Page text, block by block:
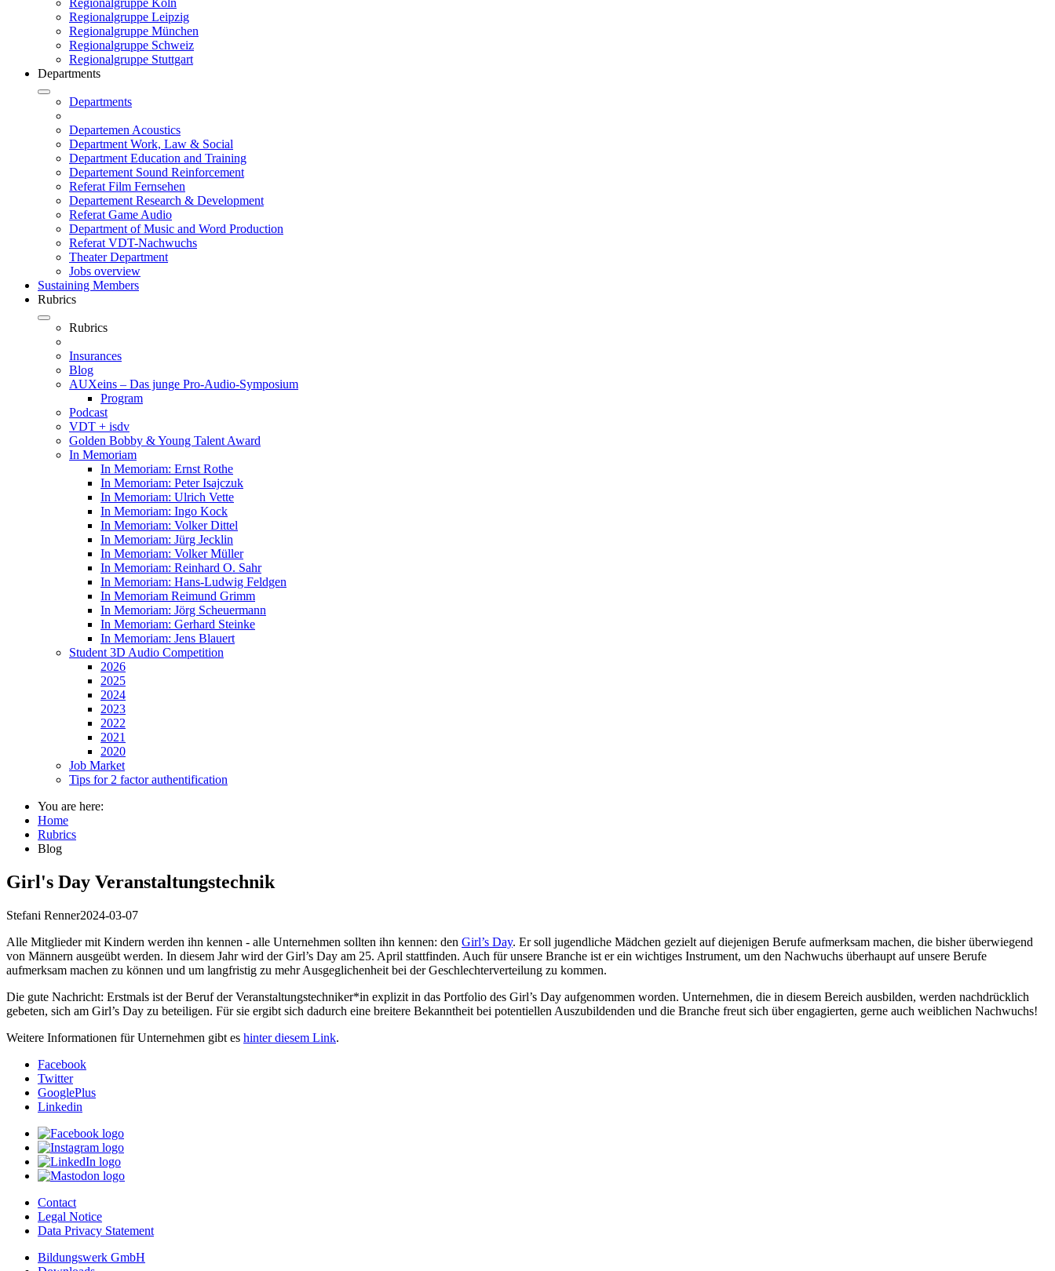
Regionalgruppe Köln
Regionalgruppe Leipzig
Regionalgruppe München
Regionalgruppe Schweiz
Regionalgruppe Stuttgart
Departments
Departments
Departemen Acoustics
Department Work, Law & Social
Department Education and Training
Departement Sound Reinforcement
Referat Film Fernsehen
Departement Research & Development
Referat Game Audio
Department of Music and Word Production
Referat VDT-Nachwuchs
Theater Department
Jobs overview
Sustaining Members
Rubrics
Rubrics
Insurances
Blog
AUXeins – Das junge Pro-Audio-Symposium
Program
Podcast
VDT + isdv
Golden Bobby & Young Talent Award
In Memoriam
In Memoriam: Ernst Rothe
In Memoriam: Peter Isajczuk
In Memoriam: Ulrich Vette
In Memoriam: Ingo Kock
In Memoriam: Volker Dittel
In Memoriam: Jürg Jecklin
In Memoriam: Volker Müller
In Memoriam: Reinhard O. Sahr
In Memoriam: Hans-Ludwig Feldgen
In Memoriam Reimund Grimm
In Memoriam: Jörg Scheuermann
In Memoriam: Gerhard Steinke
In Memoriam: Jens Blauert
Student 3D Audio Competition
2026
2025
2024
2023
2022
2021
2020
Job Market
Tips for 2 factor authentification
You are here:
Home
Rubrics
Blog
Girl's Day Veranstaltungstechnik
Stefani Renner2024-03-07
Alle Mitglieder mit Kindern werden ihn kennen - alle Unternehmen sollten ihn kennen: den Girl’s Day. Er soll jugendliche Mädchen gezielt auf diejenigen Berufe aufmerksam machen, die bisher überwiegend
von Männern ausgeübt werden. In diesem Jahr wird der Girl’s Day am 25. April stattfinden. Auch für unsere Branche ist er ein wichtiges Instrument, um den Nachwuchs überhaupt auf unsere Berufe
aufmerksam machen zu können und um langfristig zu mehr Ausgeglichenheit bei der Geschlechterverteilung zu kommen.
Die gute Nachricht: Erstmals ist der Beruf der Veranstaltungstechniker*in explizit in das Portfolio des Girl’s Day aufgenommen worden. Unternehmen, die in diesem Bereich ausbilden, werden nachdrücklich
gebeten, sich am Girl’s Day zu beteiligen. Für sie ergibt sich dadurch eine breitere Bekanntheit bei potentiellen Auszubildenden und die Branche freut sich über engagierten, gerne auch weiblichen Nachwuchs!
Weitere Informationen für Unternehmen gibt es hinter diesem Link.
Facebook
Twitter
GooglePlus
Linkedin
Contact
Legal Notice
Data Privacy Statement
Bildungswerk GmbH